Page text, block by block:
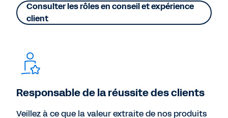
Consulter les rôles en conseil et expérience
client
Responsable de la réussite des clients
Veillez à ce que la valeur extraite de nos produits